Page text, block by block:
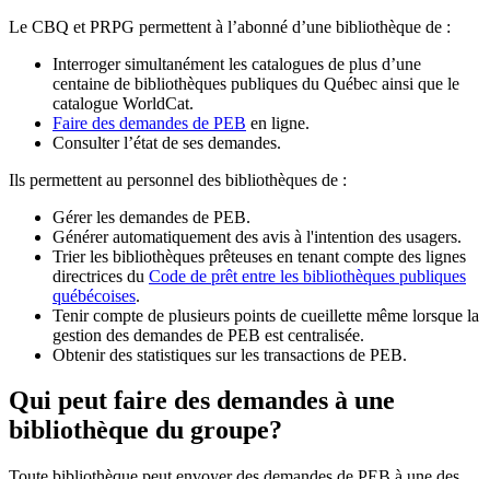
Le CBQ et PRPG permettent à l’abonné d’une bibliothèque de :
Interroger simultanément les catalogues de plus d’une
centaine de bibliothèques publiques du Québec ainsi que le
catalogue WorldCat.
Faire des demandes de PEB en ligne.
Consulter l’état de ses demandes.
Ils permettent au personnel des bibliothèques de :
Gérer les demandes de PEB.
Générer automatiquement des avis à l'intention des usagers.
Trier les bibliothèques prêteuses en tenant compte des lignes
directrices du Code de prêt entre les bibliothèques publiques
québécoises.
Tenir compte de plusieurs points de cueillette même lorsque la
gestion des demandes de PEB est centralisée.
Obtenir des statistiques sur les transactions de PEB.
Qui peut faire des demandes à une
bibliothèque du groupe?